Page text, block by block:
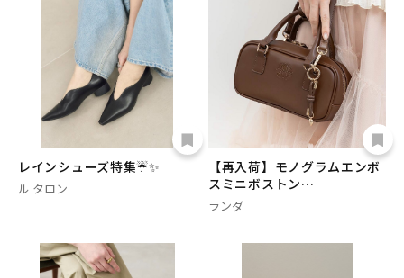
レインシューズ特集☔️✨
ル タロン
【再入荷】モノグラムエンボ
スミニボストン…
ランダ